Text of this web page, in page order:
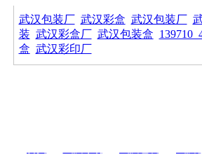
武汉包装厂 武汉彩盒 武汉包装厂
装 武汉彩盒厂 武汉包装盒
盒 武汉彩印厂